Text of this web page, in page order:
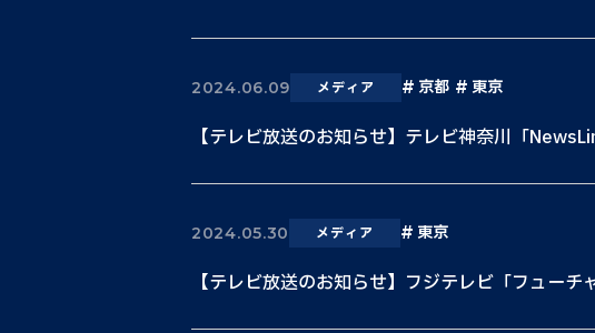
2024.06.09 メディア 京都 東京
【テレビ放送のお知らせ】テレビ神奈川「
2024.05.30 メディア 東京
【テレビ放送のお知らせ】フジテレビ「フューチ